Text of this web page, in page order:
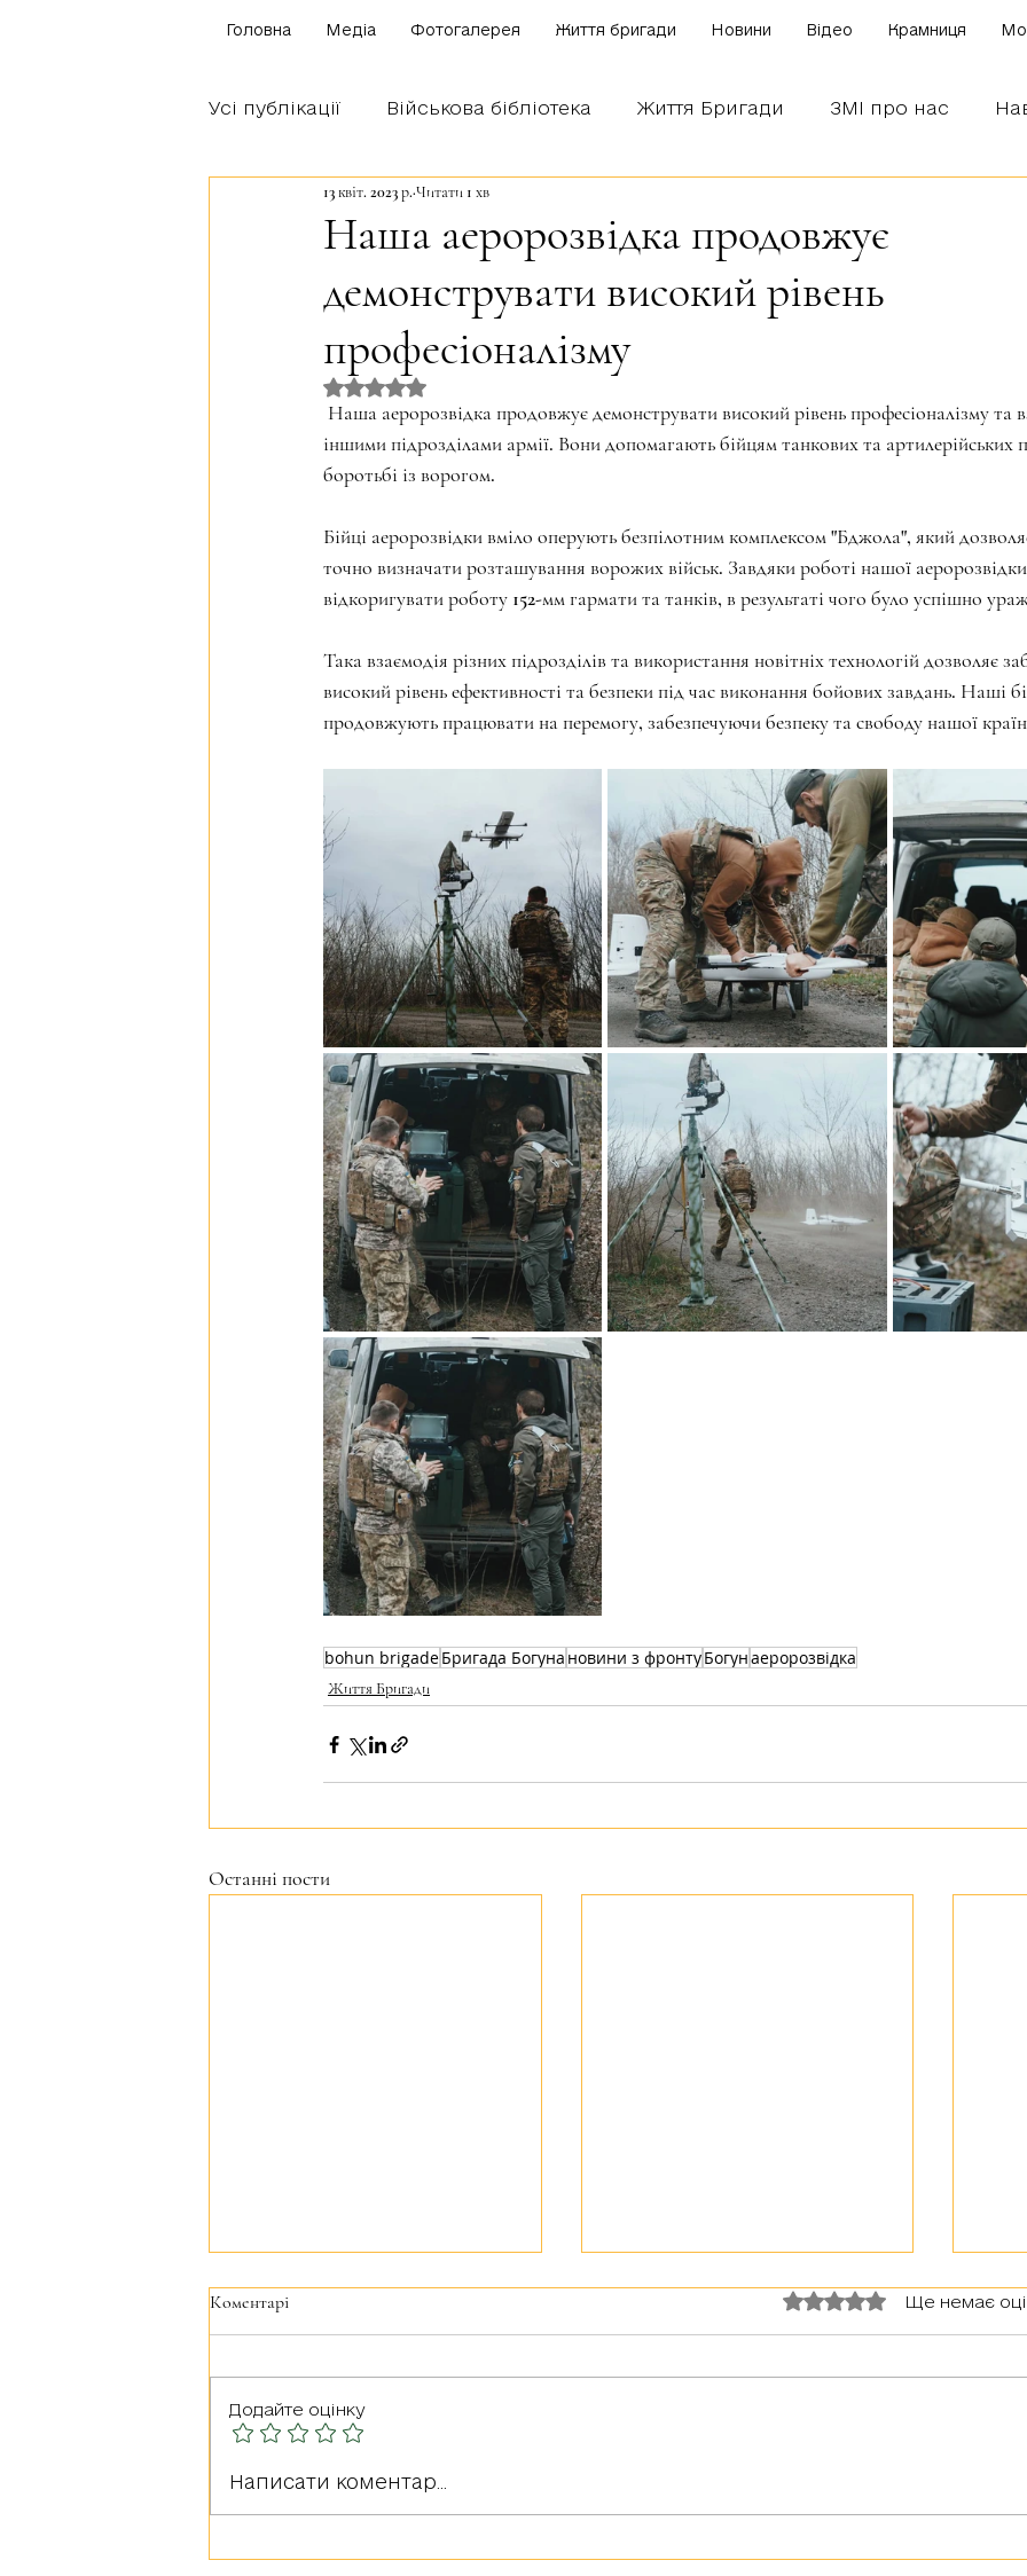
Головна Медіа Фотогалерея Життя бригади Новини Відео Крамниця
Усі публікації Військова бібліотека Життя Бригади ЗМІ про нас
Щоденник бійця Блог наших бійців
Братство Богуна
Наша аеророзвідка продовжує
демонструвати високий рівень
професіоналізму
13 квіт. 2023 р. Читати 1 хв
Оцінка: NaN з 5 зірок.
іншими підрозділами армії. Вони допомагають бійцям танкових та артилерійських
боротьбі із ворогом.
Бійці аеророзвідки вміло оперують безпілотним комплексом "Бджола", який
точно визначати розташування ворожих військ. Завдяки роботі нашої
відкоригувати роботу 152-мм гармати та танків, в результаті чого було успішно
Така взаємодія різних підрозділів та використання новітніх технологій дозволяє
високий рівень ефективності та безпеки під час виконання бойових завдань. Наші
продовжують працювати на перемогу, забезпечуючи безпеку та свободу нашої
bohun brigadeБригада Богуна новини з фронтуБогунаеророзвідка
Життя Бригади
Останні пости
Герої серед нас: РУДА
Коментарі Оцінка: 0 з 5 зірок.Ще немає
Додайте оцінку
Написати коментар...